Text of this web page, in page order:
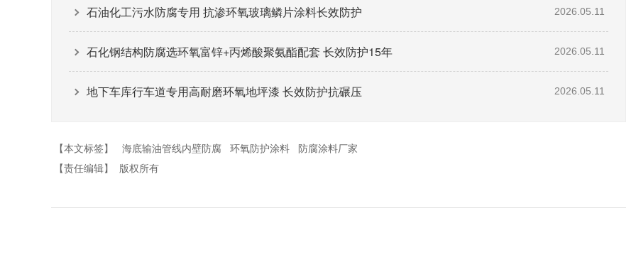
石油化工污水防腐专用 抗渗环氧玻璃鳞片涂料长效防护 2026.05.11
石化钢结构防腐选环氧富锌+丙烯酸聚氨酯配套 长效防护15年 2026.05.11
地下车库行车道专用高耐磨环氧地坪漆 长效防护抗碾压 2026.05.11
【本文标签】 海底输油管线内壁防腐 环氧防护涂料
防腐涂料厂家
【责任编辑】
版权所有